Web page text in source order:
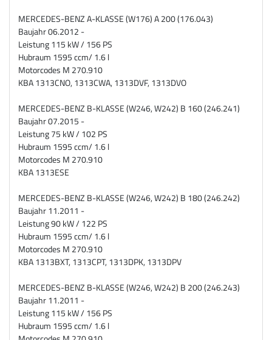
MERCEDES-BENZ A-KLASSE (W176) A 200 (176.043)
Baujahr 06.2012 -
Leistung 115 kW / 156 PS
Hubraum 1595 ccm/ 1.6 l
Motorcodes M 270.910
KBA 1313CNO, 1313CWA, 1313DVF, 1313DVO
MERCEDES-BENZ B-KLASSE (W246, W242) B 160 (246.241)
Baujahr 07.2015 -
Leistung 75 kW / 102 PS
Hubraum 1595 ccm/ 1.6 l
Motorcodes M 270.910
KBA 1313ESE
MERCEDES-BENZ B-KLASSE (W246, W242) B 180 (246.242)
Baujahr 11.2011 -
Leistung 90 kW / 122 PS
Hubraum 1595 ccm/ 1.6 l
Motorcodes M 270.910
KBA 1313BXT, 1313CPT, 1313DPK, 1313DPV
MERCEDES-BENZ B-KLASSE (W246, W242) B 200 (246.243)
Baujahr 11.2011 -
Leistung 115 kW / 156 PS
Hubraum 1595 ccm/ 1.6 l